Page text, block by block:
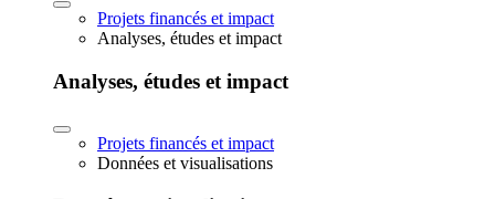
Projets financés et impact
Analyses, études et impact
Analyses, études et impact
Projets financés et impact
Données et visualisations